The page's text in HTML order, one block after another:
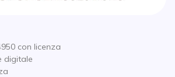
con licenza
digitale